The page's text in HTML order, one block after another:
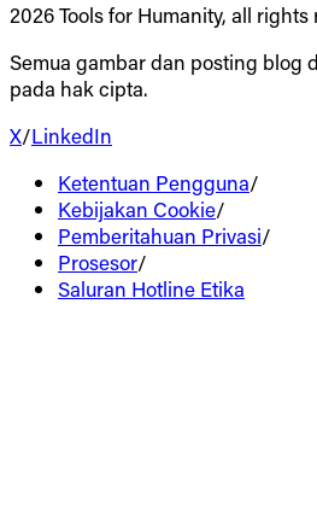
2026 Tools for Humanity, all rights
Semua gambar dan posting blog
pada hak cipta.
X/LinkedIn
Ketentuan Pengguna/
Kebijakan Cookie/
Pemberitahuan Privasi/
Prosesor/
Saluran Hotline Etika